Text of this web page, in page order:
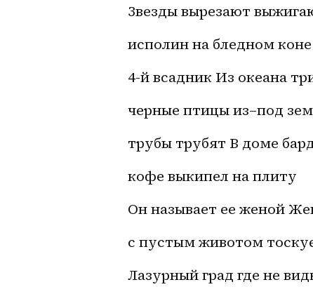
Звезды вырезают
исполин на бледном
4-й всадник Из океана
черные птицы из–под
трубы трубят В доме
кофе выкипел на плиту
Он называет ее женой
с пустым животом
Лазурный град где не